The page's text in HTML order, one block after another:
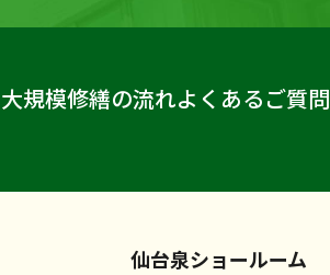
大規模修繕の流れよくあるご質問
仙台泉ショールーム